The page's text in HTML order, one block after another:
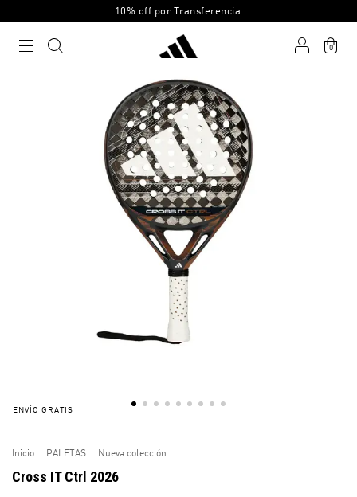
10% off por Transferencia
0
ENVÍO GRATIS
Inicio . PALETAS . Nueva colección .
Cross IT Ctrl 2026